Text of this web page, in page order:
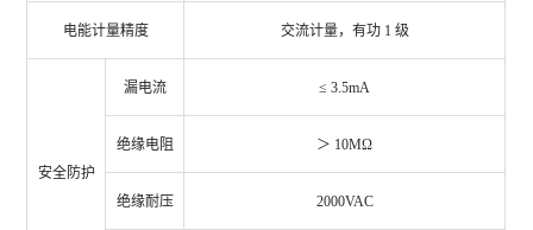
电能计量精度 交流计量，有功 1 级
安全防护
漏电流 ≤ 3.5mA
绝缘电阻 ＞ 10MΩ
绝缘耐压 2000VAC